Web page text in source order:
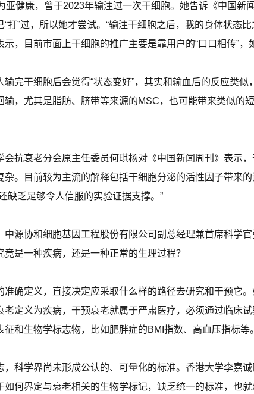
亚健康，曾于2023年输注过一次干细胞。她告诉《中国新
打”过，所以她才尝试。“输注干细胞之后，我的身体状态
，目前市面上干细胞的推广主要是靠用户的“口口相传”，
完干细胞后会觉得“状态变好”，其实和输血后的反应类
输，尤其是脂肪、脐带等来源的MSC，也可能带来类似的
会抗衰老分会原主任委员何琪杨对《中国新闻周刊》表示
杂。目前较为主流的解释包括干细胞分泌的活性因子带来
缺乏足够令人信服的实验证据支撑。”
中源协和细胞基因工程股份有限公司副总经理兼首席科学
是一种疾病，还是一种正常的生理过程？
准确定义，直接决定应采取什么样的路径去研究和干预它
老定义为疾病，干预衰老就属于严肃医疗，必须通过临床
和生物学标志物，比如肥胖症的BMI指数、高血压指标等。
，科学界尚未形成公认的、可量化的标准。香港大学李嘉
如何界定与衰老相关的生物学标记，缺乏统一的标准，也